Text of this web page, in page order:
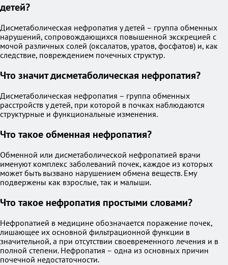
детей?
Дисметаболическая нефропатия у детей – группа обменных
нарушений, сопровождающихся повышенной экскрецией с
мочой различных солей (оксалатов, уратов, фосфатов) и, как
следствие, повреждением почечных структур.
Что значит дисметаболическая нефропатия?
Дисметаболическая нефропатия – группа обменных
расстройств у детей, при которой в почках наблюдаются
структурные и функциональные изменения.
Что такое обменная нефропатия?
Обменной или дисметаболической нефропатией врачи
именуют комплекс заболеваний почек, каждое из которых
может быть вызвано нарушением обмена веществ. Ему
подвержены как взрослые, так и малыши.
Что такое нефропатия простыми словами?
Нефропатией в медицине обозначается поражение почек,
лишающее их основной фильтрационной функции в
значительной, а при отсутствии своевременного лечения и в
полной степени. Нефропатия – одна из основных причин
почечной недостаточности.